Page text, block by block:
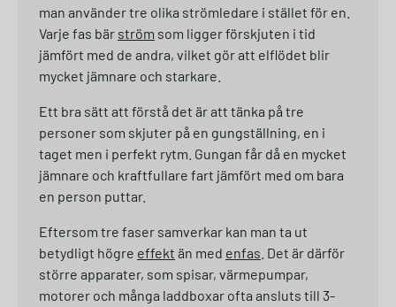
man använder tre olika strömledare i stället för en.
Varje fas bär ström som ligger förskjuten i tid
jämfört med de andra, vilket gör att elflödet blir
mycket jämnare och starkare.
Ett bra sätt att förstå det är att tänka på tre
personer som skjuter på en gungställning, en i
taget men i perfekt rytm. Gungan får då en mycket
jämnare och kraftfullare fart jämfört med om bara
en person puttar.
Eftersom tre faser samverkar kan man ta ut
betydligt högre effekt än med enfas . Det är därför
större apparater, som spisar, värmepumpar,
motorer och många laddboxar ofta ansluts till 3-